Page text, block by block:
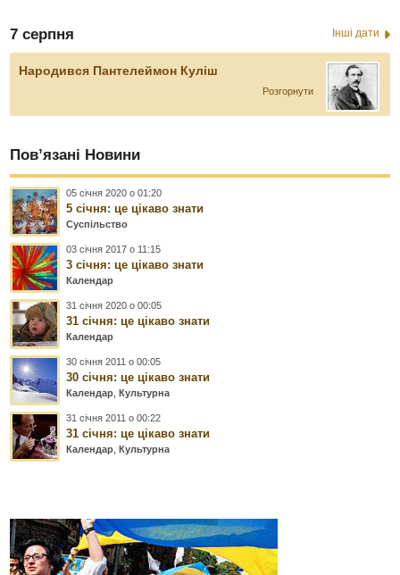
7 серпня Інші дати
Народився Пантелеймон Куліш
Розгорнути
Пов’язані Новини
05 січня 2020 о 01:20
5 січня: це цікаво знати
Суспільство
03 січня 2017 о 11:15
3 січня: це цікаво знати
Календар
31 січня 2020 о 00:05
31 січня: це цікаво знати
Календар
30 січня 2011 о 00:05
30 січня: це цікаво знати
Календар ,Культурна
31 січня 2011 о 00:22
31 січня: це цікаво знати
Календар ,Культурна